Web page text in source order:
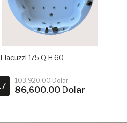
Jacuzzi 175 Q H 60
103,920.00 Dolar
86,600.00 Dolar